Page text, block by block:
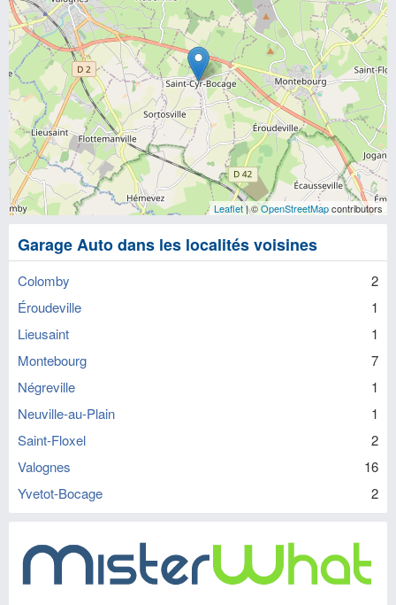
Leaflet| ©OpenStreetMapcontributors
Garage Auto dans les localités voisines
Colomby
2
Éroudeville
1
Lieusaint
1
Montebourg
7
Négreville
1
Neuville-au-Plain
1
Saint-Floxel
2
Valognes
16
Yvetot-Bocage
2